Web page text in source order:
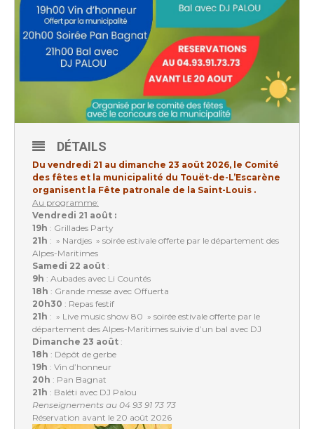
DÉTAILS
Du vendredi 21 au dimanche 23 août 2026, le Comité
des fêtes et la municipalité du Touët-de-L’Escarène
organisent la Fête patronale de la Saint-Louis .
Au programme:
Vendredi 21 août :
19h : Grillades Party
21h : » Nardjes » soirée estivale offerte par le département des
Alpes-Maritimes
Samedi 22 août :
9h : Aubades avec Li Countés
18h : Grande messe avec Offuerta
20h30 : Repas festif
21h : » Live music show 80 » soirée estivale offerte par le
département des Alpes-Maritimes suivie d’un bal avec DJ
Dimanche 23 août :
18h : Dépôt de gerbe
19h : Vin d’honneur
20h : Pan Bagnat
21h : Baléti avec DJ Palou
Renseignements au 04 93 91 73 73
Réservation avant le 20 août 2026